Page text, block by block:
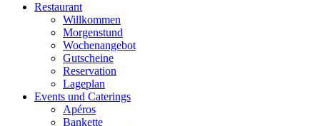
Restaurant
Willkommen
Morgenstund
Wochenangebot
Gutscheine
Reservation
Lageplan
Events und Caterings
Apéros
Bankette